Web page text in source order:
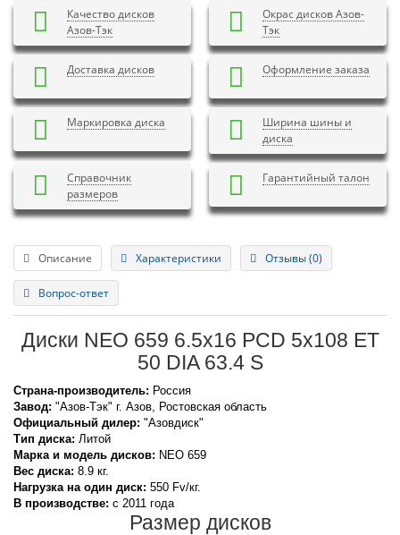
Качество дисков
Азов-Тэк
Окрас дисков Азов-
Тэк
Доставка дисков Оформление заказа
Маркировка диска
Ширина шины и
диска
Справочник
размеров
Гарантийный талон
Описание Характеристики Отзывы (0)
Вопрос-ответ
Диски NEO 659 6.5x16 PCD 5x108 ET
50 DIA 63.4 S
Страна-производитель: Россия
Завод: "Азов-Тэк" г. Азов, Ростовская область
Официальный дилер: "Азовдиск"
Тип диска: Литой
Марка и модель дисков: NEO 659
Вес диска: 8.9 кг.
Нагрузка на один диск: 550 Fv/кг.
В производстве: с 2011 года
Размер дисков